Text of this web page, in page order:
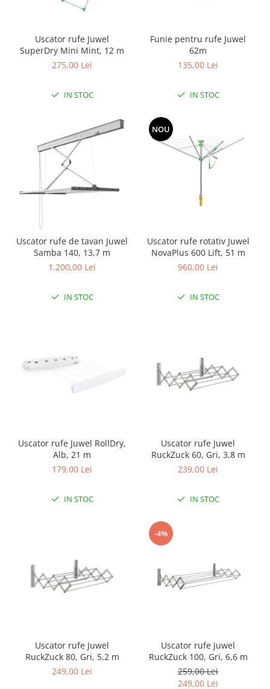
Uscator rufe Juwel
SuperDry Mini Mint, 12 m
275,00 Lei
IN STOC
Funie pentru rufe Juwel
62m
135,00 Lei
IN STOC
Uscator rufe de tavan Juwel
Samba 140, 13,7 m
1.200,00 Lei
IN STOC
NOU
Uscator rufe rotativ Juwel
NovaPlus 600 Lift, 51 m
960,00 Lei
IN STOC
Uscator rufe Juwel RollDry,
Alb, 21 m
179,00 Lei
IN STOC
Uscator rufe Juwel
RuckZuck 60, Gri, 3,8 m
239,00 Lei
IN STOC
Uscator rufe Juwel
RuckZuck 80, Gri, 5,2 m
249,00 Lei
-4%
Uscator rufe Juwel
RuckZuck 100, Gri, 6,6 m
259,00 Lei
249,00 Lei